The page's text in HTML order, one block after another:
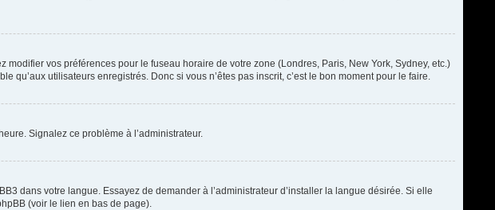
vos préférences pour le fuseau horaire de votre zone (Londres, Paris, New York, Sydney, etc.)
qu’aux utilisateurs enregistrés. Donc si vous n’êtes pas inscrit, c’est le bon moment pour le faire.
Signalez ce problème à l’administrateur.
dans votre langue. Essayez de demander à l’administrateur d’installer la langue désirée. Si elle
(voir le lien en bas de page).